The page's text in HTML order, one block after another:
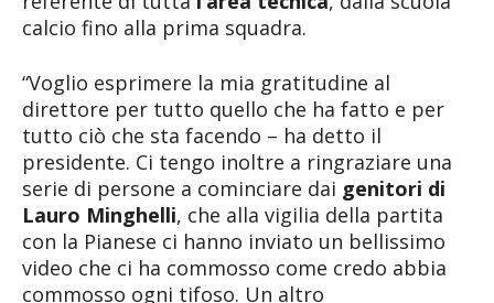
calcio fino alla prima squadra.
“Voglio esprimere la mia gratitudine al
direttore per tutto quello che ha fatto e per
tutto ciò che sta facendo – ha detto il
presidente. Ci tengo inoltre a ringraziare una
serie di persone a cominciare dai genitori di
Lauro Minghelli, che alla vigilia della partita
con la Pianese ci hanno inviato un bellissimo
video che ci ha commosso come credo abbia
commosso ogni tifoso. Un altro